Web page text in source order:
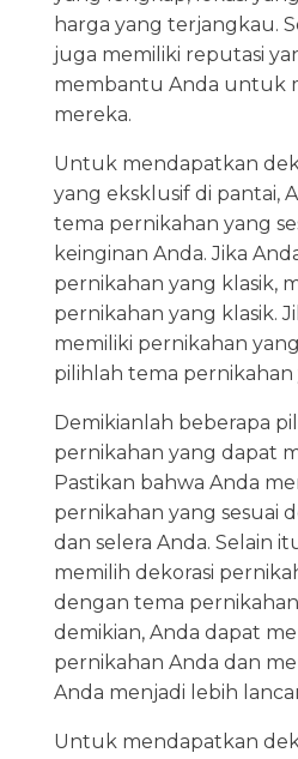
harga yang terjangkau.
juga memiliki reputasi
membantu Anda untuk
mereka.
Untuk mendapatkan
yang eksklusif di pantai,
tema pernikahan yang
keinginan Anda. Jika
pernikahan yang klasik,
pernikahan yang klasik.
memiliki pernikahan
pilihlah tema
Demikianlah beberapa
pernikahan yang dapat
Pastikan bahwa Anda
pernikahan yang sesuai
dan selera Anda. Selain
memilih dekorasi
dengan tema
demikian, Anda dapat
pernikahan Anda dan
Anda menjadi lebih
Untuk mendapatkan